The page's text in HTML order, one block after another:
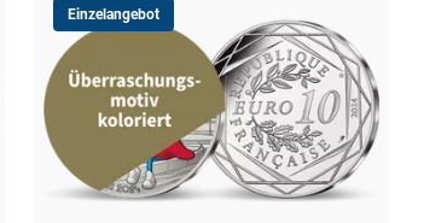
Einzelangebot